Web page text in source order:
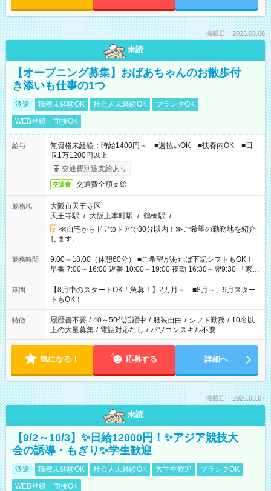
掲載日：2026.08.08
未読
【オープニング募集】おばあちゃんのお散歩付
き添いも仕事の1つ
派遣 職種未経験OK 社会人未経験OK
ブランクOK
WEB登録・面接OK
給与
無資格未経験：時給1400円～ ■週払いOK ■扶養内OK ■日
収1万1200円以上
交通費別途支給あり
交通費 交通費全額支給
勤務地
大阪市天王寺区
天王寺駅 / 大阪上本町駅 / 鶴橋駅 / …
≪自宅からドアtoドアで30分以内！≫ご希望の勤務地を紹介
します。
勤務時間
9:00～18:00（休憩60分） ■ご希望があれば下記シフトもOK！
早番 7:00～16:00 遅番 10:00～19:00 夜勤 16:30～翌9:30 「家族
と休みを合わせたい」 「余裕を持って夕飯の準備がしたい」
「できれば残業はしたくない」 など、ご希望を教えてください
ね。 ※Wワーク希望の方へ 今ご覧のお仕事で希望する勤務時間
と、もう1つのお仕事の勤務時間。 合計で週40時間を超える場
合は応募できません。
期間
【8月中のスタートOK！急募！】2カ月～ ■8月～、9月スター
トもOK！
特徴 履歴書不要 / 40～50代活躍中 / 服装自由 / シフト勤務 / 10名以
上の大量募集 / 電話対応なし / パソコンスキル不要
気になる！ 応募する 詳細へ
掲載日：2026.08.07
未読
【9/2～10/3】✨日給12000円！✨アジア競技大
会の誘導・もぎり✨学生歓迎
派遣 職種未経験OK 社会人未経験OK 大学生歓迎
ブランクOK
WEB登録・面接OK